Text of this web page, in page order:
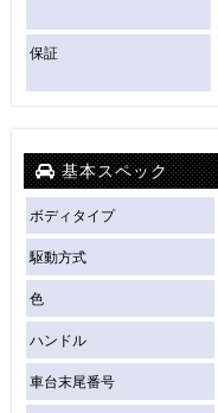
保証
基本スペック
ボディタイプ
駆動方式
色
ハンドル
車台末尾番号